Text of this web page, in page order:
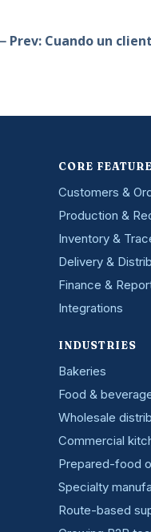
Cuando un
CORE
Customers &
Production &
Inventory &
Delivery &
Finance &
Integrations
INDUSTRIES
Bakeries
Food &
Wholesale
Commercial
Prepared-food
Specialty
Route-based